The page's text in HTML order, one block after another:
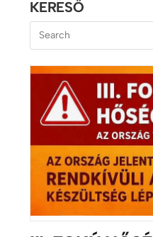
KERESŐ